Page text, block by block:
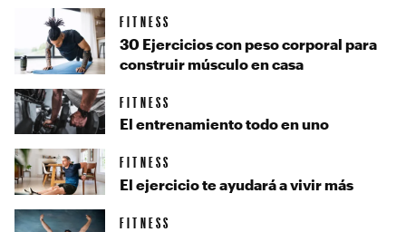
FITNESS
30 Ejercicios con peso corporal para
construir músculo en casa
FITNESS
El entrenamiento todo en uno
FITNESS
El ejercicio te ayudará a vivir más
FITNESS